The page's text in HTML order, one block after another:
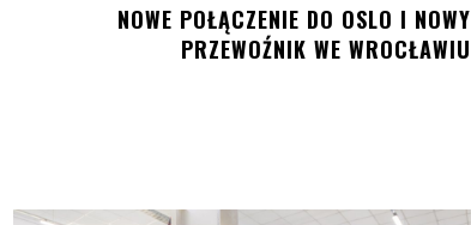
NOWE POŁĄCZENIE DO OSLO I NOWY
PRZEWOŹNIK WE WROCŁAWIU